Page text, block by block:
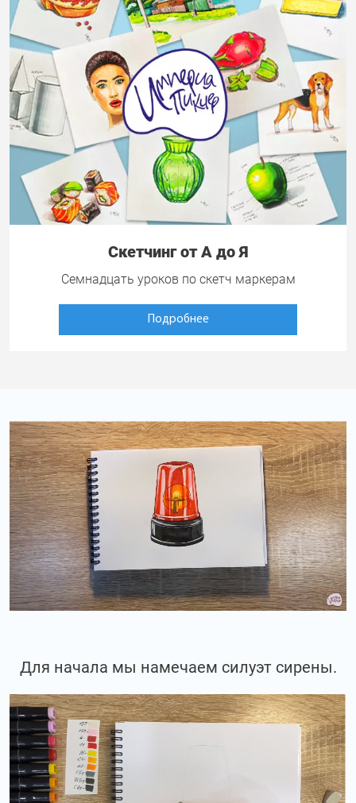
Скетчинг от А до Я
Семнадцать уроков по скетч маркерам
Подробнее
Для начала мы намечаем силуэт сирены.